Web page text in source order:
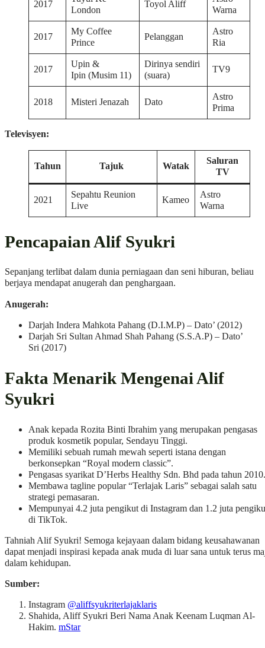
2017
London
Toyol Aliff
Warna
2017
My Coffee
Prince
Pelanggan
Astro
Ria
2017
Upin &
Ipin (Musim 11)
Dirinya sendiri
(suara)
TV9
2018 Misteri Jenazah Dato
Astro
Prima
Televisyen:
Tahun Tajuk Watak
Saluran
TV
2021
Sepahtu Reunion
Live
Kameo
Astro
Warna
Pencapaian Alif Syukri
Sepanjang terlibat dalam dunia perniagaan dan seni hiburan, beliau
berjaya mendapat anugerah dan penghargaan.
Anugerah:
Darjah Indera Mahkota Pahang (D.I.M.P) – Dato’ (2012)
Darjah Sri Sultan Ahmad Shah Pahang (S.S.A.P) – Dato’
Sri (2017)
Fakta Menarik Mengenai Alif
Syukri
Anak kepada Rozita Binti Ibrahim yang merupakan pengasas
produk kosmetik popular, Sendayu Tinggi.
Memiliki sebuah rumah mewah seperti istana dengan
berkonsepkan “Royal modern classic”.
Pengasas syarikat D’Herbs Healthy Sdn. Bhd pada tahun 2010.
Membawa tagline popular “Terlajak Laris” sebagai salah satu
strategi pemasaran.
Mempunyai 4.2 juta pengikut di Instagram dan 1.2 juta
di TikTok.
Tahniah Alif Syukri! Semoga kejayaan dalam bidang keusahawanan
dapat menjadi inspirasi kepada anak muda di luar sana untuk terus
dalam kehidupan.
Sumber:
Instagram @aliffsyukriterlajaklaris
Shahida, Aliff Syukri Beri Nama Anak Keenam Luqman Al-
Hakim. mStar